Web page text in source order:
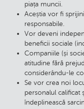
piața muncii.
Aceștia vor fi
responsabile.
Vor deveni
beneficii sociale
Companiile (și
atitudine fără
considerându-le
Se vor crea noi
personalul calificat
îndeplinească